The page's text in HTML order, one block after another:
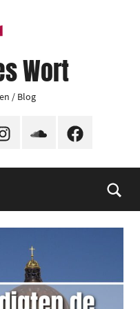
Wort
/ Blog
SoundCloudFacebook